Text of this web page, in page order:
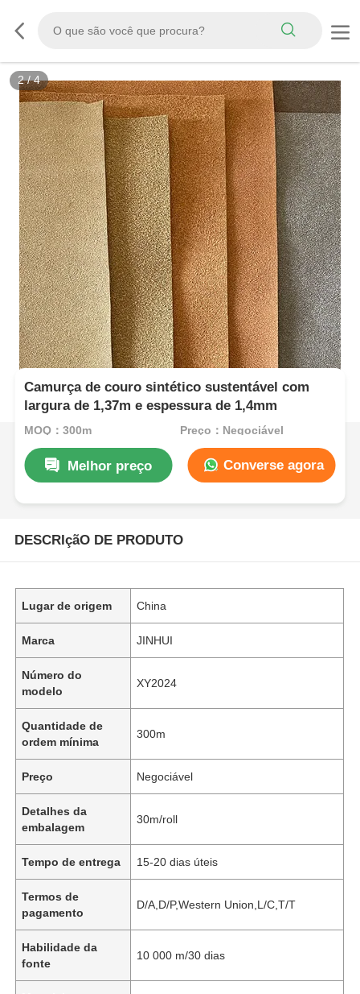
3/4
Camurça de couro sintético sustentável com
largura de 1,37m e espessura de 1,4mm
MOQ：300m Preço：Negociável
Melhor preço Converse agora
DESCRIçãO DE PRODUTO
Lugar de origem China
Marca JINHUI
Número do
modelo
XY2024
Quantidade de
ordem mínima
300m
Preço Negociável
Detalhes da
embalagem
30m/roll
Tempo de entrega 15-20 dias úteis
Termos de
pagamento
D/A,D/P,Western Union,L/C,T/T
Habilidade da
fonte
10 000 m/30 dias